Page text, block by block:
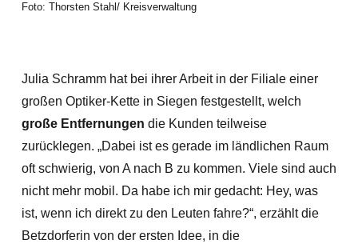
Foto: Thorsten Stahl/ Kreisverwaltung
Julia Schramm hat bei ihrer Arbeit in der Filiale einer
großen Optiker-Kette in Siegen festgestellt, welch
große Entfernungen die Kunden teilweise
zurücklegen. „Dabei ist es gerade im ländlichen Raum
oft schwierig, von A nach B zu kommen. Viele sind auch
nicht mehr mobil. Da habe ich mir gedacht: Hey, was
ist, wenn ich direkt zu den Leuten fahre?“, erzählt die
Betzdorferin von der ersten Idee, in die